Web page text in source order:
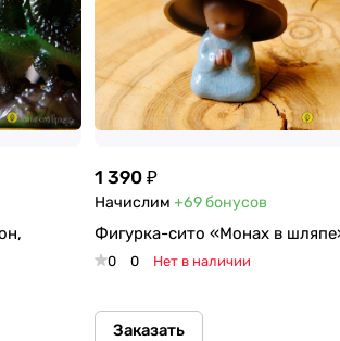
1 390 ₽
Начислим +69бонусов
Фигурка-сито «Монах в
0 0 Нет в наличии
Заказать